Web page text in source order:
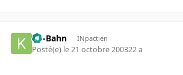
Ko-Bahn INpactien
Posté(e) le 21 octobre 200322 a